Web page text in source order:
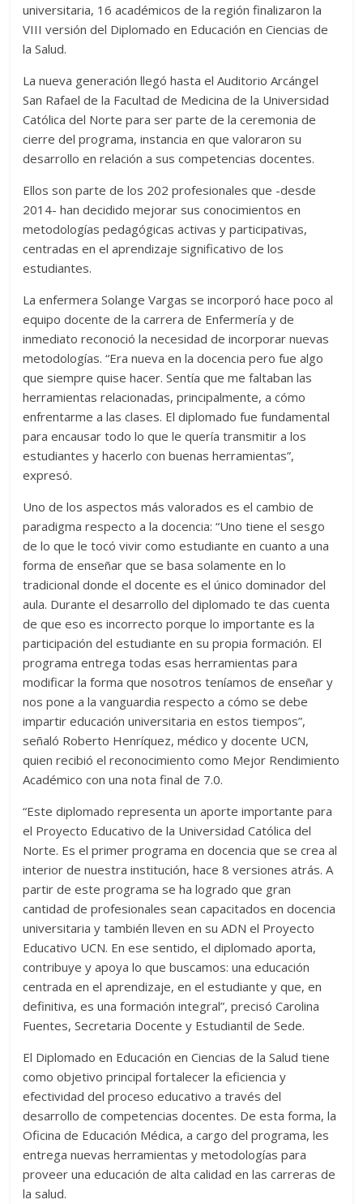
universitaria, 16 académicos de la región finalizaron la
VIII versión del Diplomado en Educación en Ciencias de
la Salud.
La nueva generación llegó hasta el Auditorio Arcángel
San Rafael de la Facultad de Medicina de la Universidad
Católica del Norte para ser parte de la ceremonia de
cierre del programa, instancia en que valoraron su
desarrollo en relación a sus competencias docentes.
Ellos son parte de los 202 profesionales que -desde
2014- han decidido mejorar sus conocimientos en
metodologías pedagógicas activas y participativas,
centradas en el aprendizaje significativo de los
estudiantes.
La enfermera Solange Vargas se incorporó hace poco al
equipo docente de la carrera de Enfermería y de
inmediato reconoció la necesidad de incorporar nuevas
metodologías. “Era nueva en la docencia pero fue algo
que siempre quise hacer. Sentía que me faltaban las
herramientas relacionadas, principalmente, a cómo
enfrentarme a las clases. El diplomado fue fundamental
para encausar todo lo que le quería transmitir a los
estudiantes y hacerlo con buenas herramientas”,
expresó.
Uno de los aspectos más valorados es el cambio de
paradigma respecto a la docencia: “Uno tiene el sesgo
de lo que le tocó vivir como estudiante en cuanto a una
forma de enseñar que se basa solamente en lo
tradicional donde el docente es el único dominador del
aula. Durante el desarrollo del diplomado te das cuenta
de que eso es incorrecto porque lo importante es la
participación del estudiante en su propia formación. El
programa entrega todas esas herramientas para
modificar la forma que nosotros teníamos de enseñar y
nos pone a la vanguardia respecto a cómo se debe
impartir educación universitaria en estos tiempos”,
señaló Roberto Henríquez, médico y docente UCN,
quien recibió el reconocimiento como Mejor Rendimiento
Académico con una nota final de 7.0.
“Este diplomado representa un aporte importante para
el Proyecto Educativo de la Universidad Católica del
Norte. Es el primer programa en docencia que se crea al
interior de nuestra institución, hace 8 versiones atrás. A
partir de este programa se ha logrado que gran
cantidad de profesionales sean capacitados en docencia
universitaria y también lleven en su ADN el Proyecto
Educativo UCN. En ese sentido, el diplomado aporta,
contribuye y apoya lo que buscamos: una educación
centrada en el aprendizaje, en el estudiante y que, en
definitiva, es una formación integral”, precisó Carolina
Fuentes, Secretaria Docente y Estudiantil de Sede.
El Diplomado en Educación en Ciencias de la Salud tiene
como objetivo principal fortalecer la eficiencia y
efectividad del proceso educativo a través del
desarrollo de competencias docentes. De esta forma, la
Oficina de Educación Médica, a cargo del programa, les
entrega nuevas herramientas y metodologías para
proveer una educación de alta calidad en las carreras de
la salud.